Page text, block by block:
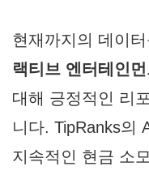
현재까지의 데이
랙티브 엔터테인
대해 긍정적인 리
니다. TipRanks의
지속적인 현금 소